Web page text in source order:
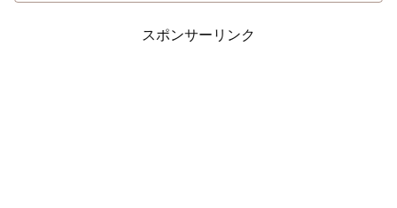
スポンサーリンク